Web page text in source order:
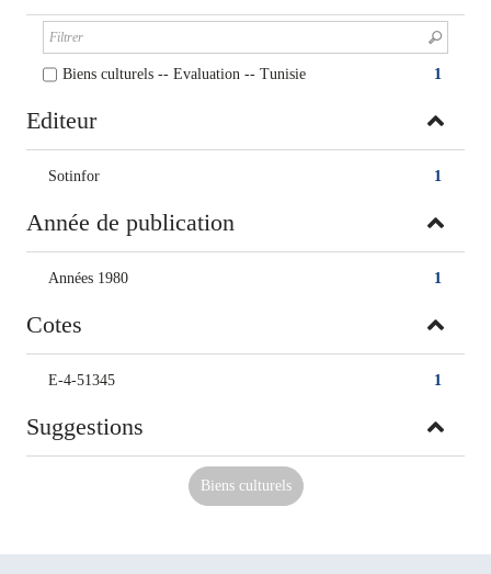
1
Biens culturels -- Evaluation -- Tunisie
Editeur
1
Sotinfor
Année de publication
1
Années 1980
Cotes
1
E-4-51345
Suggestions
Biens culturels